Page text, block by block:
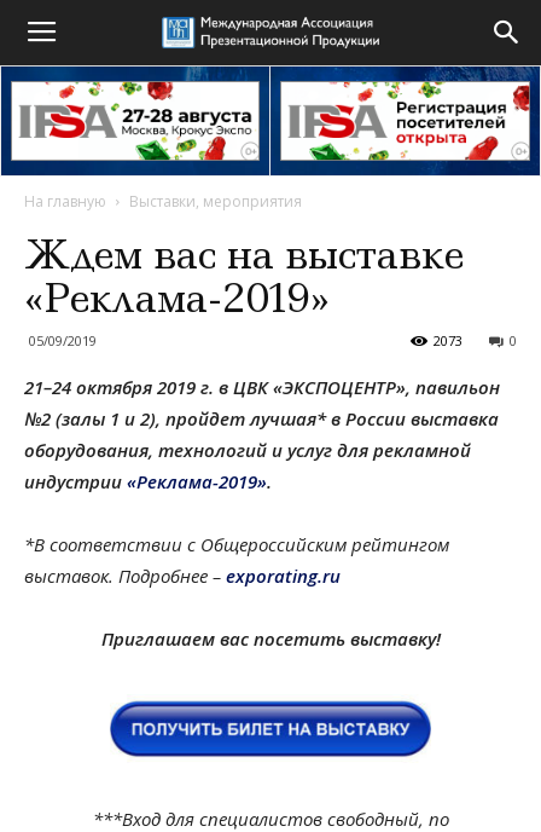
На главную Выставки, мероприятия
Ждем вас на выставке
«Реклама-2019»
05/09/2019 0
2073
21–24 октября 2019 г. в ЦВК «ЭКСПОЦЕНТР», павильон
№2 (залы 1 и 2), пройдет лучшая* в России выставка
оборудо­ва­ния, техноло­гий и услуг для реклам­ной
индустрии «Реклама-2019».
*В соответствии с Общероссийским рейтингом
выставок. Подробнее – exporating.ru
Приглашаем вас посетить выставку!
***Вход для специалистов свободный, по